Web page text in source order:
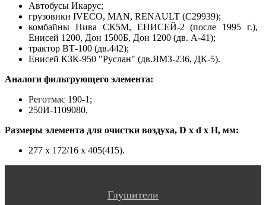
Автобусы Икарус;
грузовики IVECO, MAN, RENAULT (C29939);
комбайны Нива СК5М, ЕНИСЕЙ-2 (после 1995 г.),
Енисей 1200, Дон 1500Б, Дон 1200 (дв. А-41);
трактор ВТ-100 (дв.442);
Енисей КЗК-950 "Руслан" (дв.ЯМЗ-236, ДК-5).
Аналоги фильтрующего элемента:
Реготмас 190-1;
250И-1109080.
Размеры элемента для очистки воздуха, D x d x H, мм:
277 х 172/16 х 405(415).
Глушители